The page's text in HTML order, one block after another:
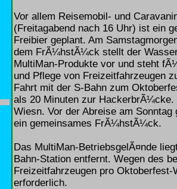
Vor allem Reisemobil- und
(Freitagabend nach 16 Uhr) ist ein
Freibier geplant. Am
dem FrÃ¼hstÃ¼ck stellt der
MultiMan-Produkte vor und steht
und Pflege von Freizeitfahrzeugen
Fahrt mit der S-Bahn zum
als 20 Minuten zur
Wiesn. Vor der Abreise am
ein gemeinsames FrÃ¼hstÃ¼ck.
Das MultiMan-BetriebsgelÃ¤nde
Bahn-Station entfernt. Wegen des
Freizeitfahrzeugen pro
erforderlich.